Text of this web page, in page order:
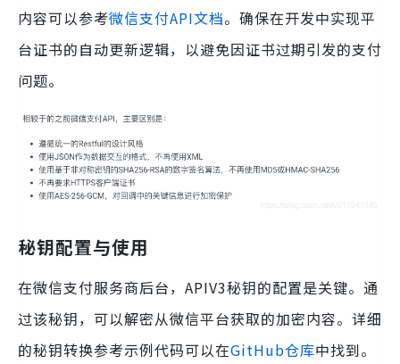
内容可以参考微信支付API文档。确保在开发中实现平
台证书的自动更新逻辑，以避免因证书过期引发的支付
问题。
秘钥配置与使用
在微信支付服务商后台，APIV3秘钥的配置是关键。通
过该秘钥，可以解密从微信平台获取的加密内容。详细
的秘钥转换参考示例代码可以在GitHub仓库中找到。